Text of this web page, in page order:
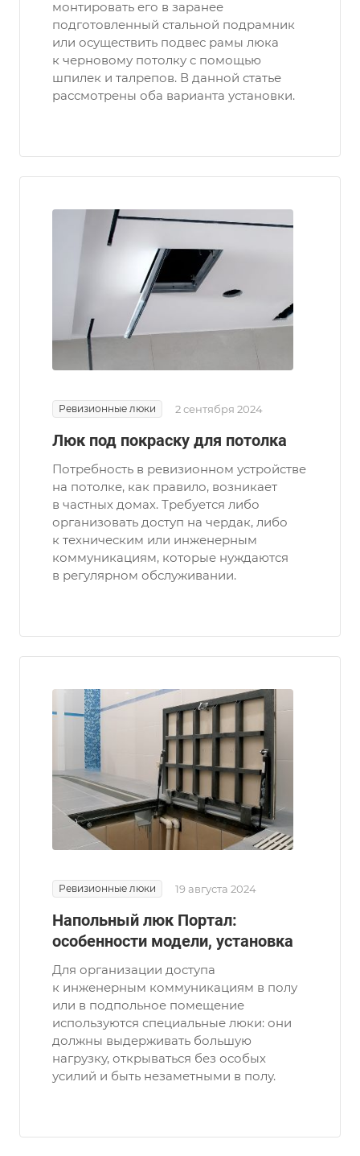
монтировать его в заранее
подготовленный стальной подрамник
или осуществить подвес рамы люка
к черновому потолку с помощью
шпилек и талрепов. В данной статье
рассмотрены оба варианта установки.
Ревизионные люки 2 сентября 2024
Люк под покраску для потолка
Потребность в ревизионном устройстве
на потолке, как правило, возникает
в частных домах. Требуется либо
организовать доступ на чердак, либо
к техническим или инженерным
коммуникациям, которые нуждаются
в регулярном обслуживании.
Ревизионные люки 19 августа 2024
Напольный люк Портал:
особенности модели, установка
Для организации доступа
к инженерным коммуникациям в полу
или в подпольное помещение
используются специальные люки: они
должны выдерживать большую
нагрузку, открываться без особых
усилий и быть незаметными в полу.